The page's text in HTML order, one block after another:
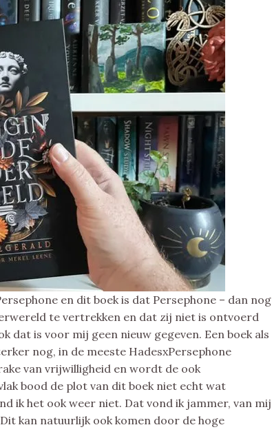
en dit boek is dat Persephone – dan nog
te vertrekken en dat zij niet is ontvoerd
dat is voor mij geen nieuw gegeven. Een boek als
nog, in de meeste HadesxPersephone
van vrijwilligheid en wordt de ook
bood de plot van dit boek niet echt wat
ik het ook weer niet. Dat vond ik jammer, van mij
kan natuurlijk ook komen door de hoge